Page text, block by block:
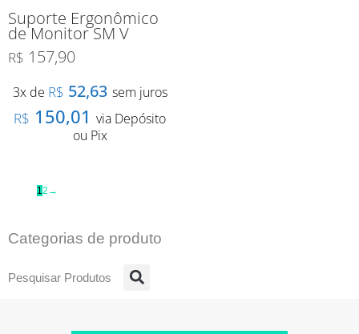
Suporte Ergonômico
de Monitor SM V
R$ 157,90
3x de R$ 52,63 sem juros
R$ 150,01 via Depósito
ou Pix
1 2 →
Categorias de produto
Pesquisar Produtos